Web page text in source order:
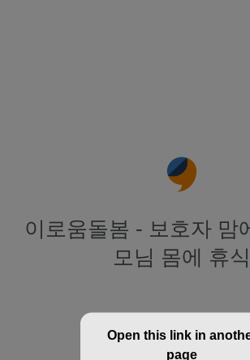
이로움돌봄 - 보호자 맘
모님 몸에 휴식